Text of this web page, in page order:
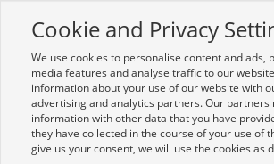
Zur mobilen Kompaktversion (Login
Toggle
navigation
Cookie and Privacy
We use cookies to personalise content and ads,
media features and analyse traffic to our
information about your use of our website with
advertising and analytics partners. Our partners
information with other data that you have
they have collected in the course of your use of
give us your consent, we will use the cookies as